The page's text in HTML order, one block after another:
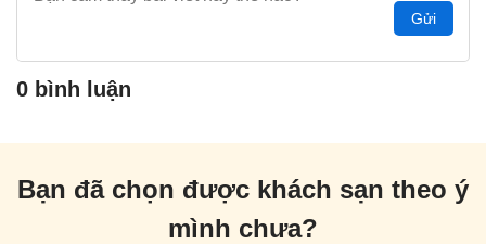
Gửi
0 bình luận
Bạn đã chọn được khách sạn theo ý
mình chưa?